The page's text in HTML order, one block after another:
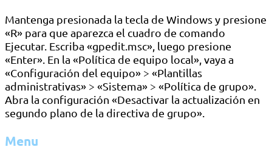
Mantenga presionada la tecla de Windows y presione
«R» para que aparezca el cuadro de comando
Ejecutar. Escriba «gpedit.msc», luego presione
«Enter». En la «Política de equipo local», vaya a
«Configuración del equipo» > «Plantillas
administrativas» > «Sistema» > «Política de grupo».
Abra la configuración «Desactivar la actualización en
segundo plano de la directiva de grupo».
Menu